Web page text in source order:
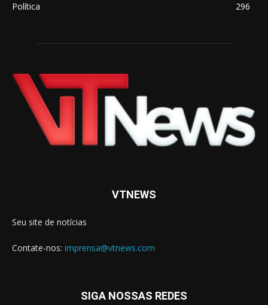
Política
296
VTNEWS
Seu site de notícias
Contate-nos: imprensa@vtnews.com
SIGA NOSSAS REDES